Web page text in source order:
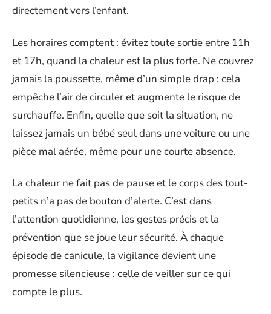
directement vers l’enfant.
Les horaires comptent : évitez toute sortie entre 11h
et 17h, quand la chaleur est la plus forte. Ne couvrez
jamais la poussette, même d’un simple drap : cela
empêche l’air de circuler et augmente le risque de
surchauffe. Enfin, quelle que soit la situation, ne
laissez jamais un bébé seul dans une voiture ou une
pièce mal aérée, même pour une courte absence.
La chaleur ne fait pas de pause et le corps des tout-
petits n’a pas de bouton d’alerte. C’est dans
l’attention quotidienne, les gestes précis et la
prévention que se joue leur sécurité. À chaque
épisode de canicule, la vigilance devient une
promesse silencieuse : celle de veiller sur ce qui
compte le plus.